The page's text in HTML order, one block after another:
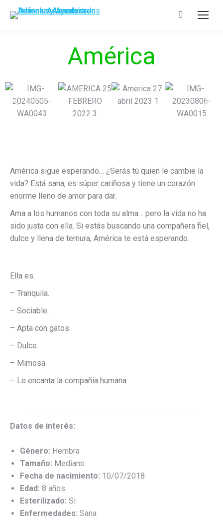
América
América sigue esperando… ¿Serás tú quien le cambie la
vida? Está sana, es súper cariñosa y tiene un corazón
enorme lleno de amor para dar.
Ama a los humanos con toda su alma… pero la vida no ha
sido justa con ella. Si estás buscando una compañera fiel,
dulce y llena de ternura, América te está esperando.
Ella es:
– Tranquila.
– Sociable.
– Apta con gatos.
– Dulce.
– Mimosa.
– Le encanta la compañía humana
Datos de interés:
Género: Hembra
Tamaño: Mediano
Fecha de nacimiento: 10/07/2018
Edad: 8 años
Esterilizado: Si
Enfermedades: Sana